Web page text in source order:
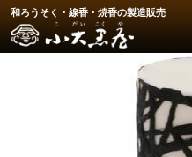
和ろうそく・線香・焼香の製造販売